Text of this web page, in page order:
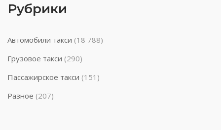
Рубрики
Автомобили такси (18 788)
Грузовое такси (290)
Пассажирское такси (151)
Разное (207)